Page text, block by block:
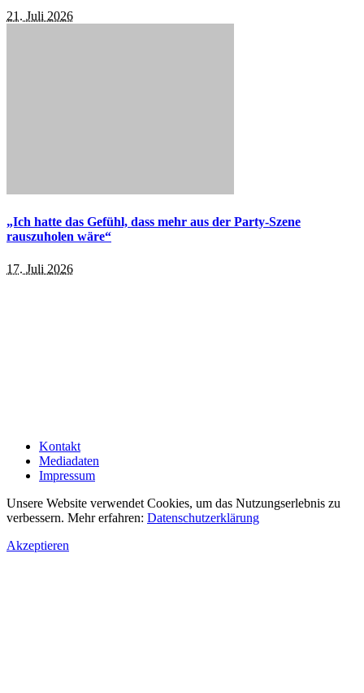
21. Juli 2026
„Ich hatte das Gefühl, dass mehr aus der Party-Szene
rauszuholen wäre“
17. Juli 2026
Kontakt
Mediadaten
Impressum
Unsere Website verwendet Cookies, um das Nutzungserlebnis zu
verbessern. Mehr erfahren: Datenschutzerklärung
Akzeptieren